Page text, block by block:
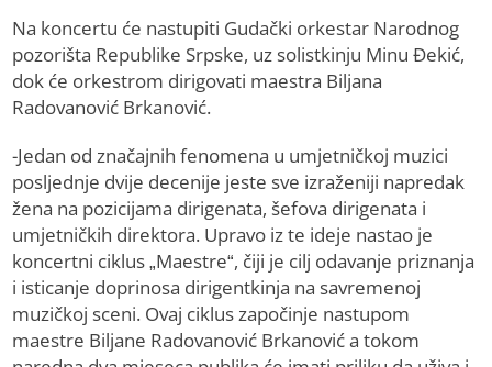
Na koncertu će nastupiti Gudački orkestar Narodnog
pozorišta Republike Srpske, uz solistkinju Minu Đekić,
dok će orkestrom dirigovati maestra Biljana
Radovanović Brkanović.
-Jedan od značajnih fenomena u umjetničkoj muzici
posljednje dvije decenije jeste sve izraženiji napredak
žena na pozicijama dirigenata, šefova dirigenata i
umjetničkih direktora. Upravo iz te ideje nastao je
koncertni ciklus „Maestre“, čiji je cilj odavanje priznanja
i isticanje doprinosa dirigentkinja na savremenoj
muzičkoj sceni. Ovaj ciklus započinje nastupom
maestre Biljane Radovanović Brkanović a tokom